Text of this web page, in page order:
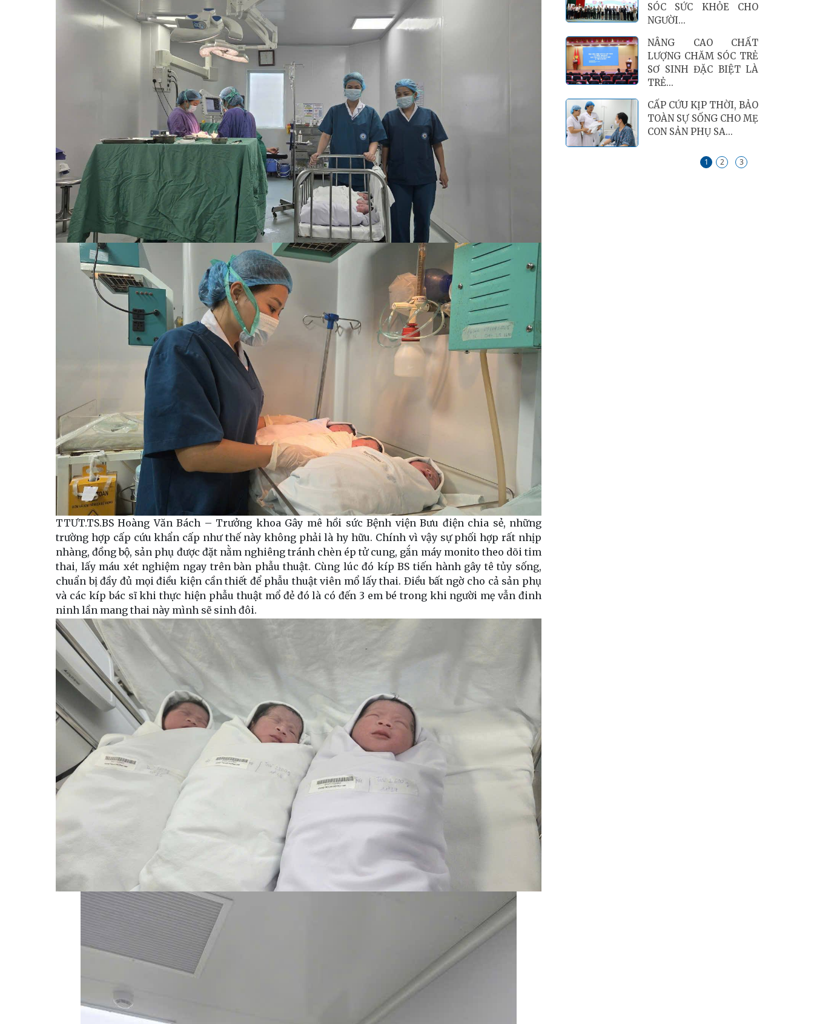
TTƯT.TS.BS Hoàng Văn Bách – Trưởng khoa Gây mê hồi sức Bệnh viện Bưu điện chia sẻ, những
trường hợp cấp cứu khẩn cấp như thế này không phải là hy hữu. Chính vì vậy sự phối hợp rất nhịp
nhàng, đồng bộ, sản phụ được đặt nằm nghiêng tránh chèn ép tử cung, gắn máy monito theo dõi tim
thai, lấy máu xét nghiệm ngay trên bàn phẫu thuật. Cùng lúc đó kíp BS tiến hành gây tê tủy sống,
chuẩn bị đầy đủ mọi điều kiện cần thiết để phẫu thuật viên mổ lấy thai. Điều bất ngờ cho cả sản phụ
và các kíp bác sĩ khi thực hiện phẫu thuật mổ đẻ đó là có đến 3 em bé trong khi người mẹ vẫn đinh
ninh lần mang thai này mình sẽ sinh đôi.
SÓC SỨC KHỎE CHO
NGƯỜI...
NÂNG CAO CHẤT
LƯỢNG CHĂM SÓC TRẺ
SƠ SINH ĐẶC BIỆT LÀ
TRẺ...
CẤP CỨU KỊP THỜI, BẢO
TOÀN SỰ SỐNG CHO MẸ
CON SẢN PHỤ SA...
1 2 3